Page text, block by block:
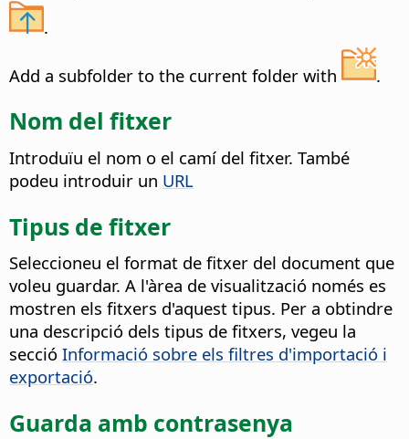
.
Add a subfolder to the current folder with .
Nom del fitxer
Introduïu el nom o el camí del fitxer. També
podeu introduir un URL
Tipus de fitxer
Seleccioneu el format de fitxer del document que
voleu guardar. A l'àrea de visualització només es
mostren els fitxers d'aquest tipus. Per a obtindre
una descripció dels tipus de fitxers, vegeu la
secció Informació sobre els filtres d'importació i
exportació.
Guarda amb contrasenya